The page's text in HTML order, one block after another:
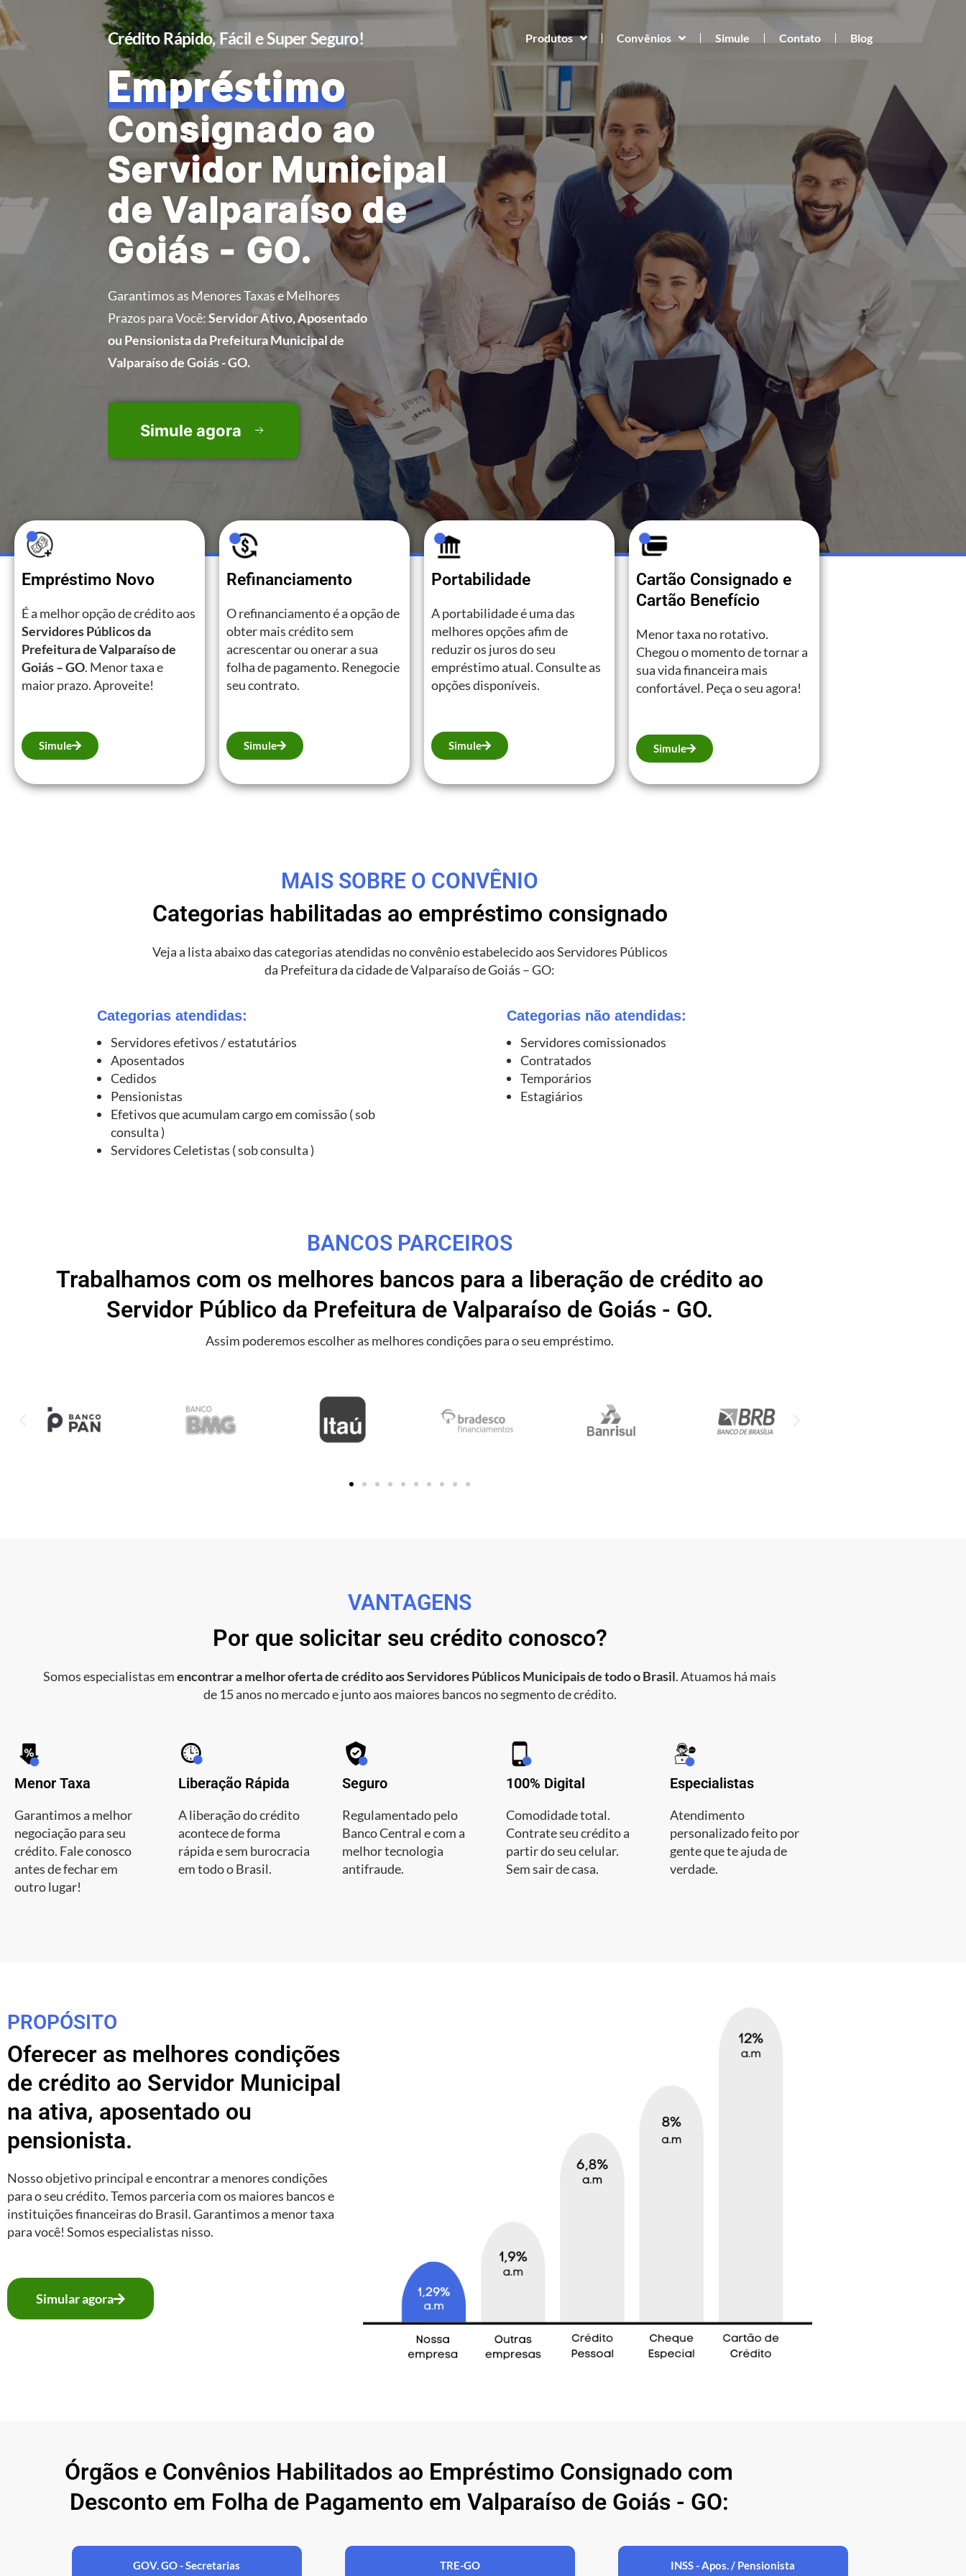
Produtos Convênios Simule Contato Blog
Crédito Rápido, Fácil e Super Seguro!
Empréstimo
Consignado ao
Servidor Municipal
de Valparaíso de
Goiás - GO.
Garantimos as Menores Taxas e Melhores
Prazos para Você:Servidor Ativo, Aposentado
ou Pensionista da Prefeitura Municipal de
Valparaíso de Goiás - GO.
Simule agora
Empréstimo Novo
É a melhor opção de crédito aos
Servidores Públicos da
Prefeitura de Valparaíso de
Goiás – GO. Menor taxa e
maior prazo. Aproveite!
Simule
Refinanciamento
O refinanciamento é a opção de
obter mais crédito sem
acrescentar ou onerar a sua
folha de pagamento. Renegocie
seu contrato.
Simule
Portabilidade
A portabilidade é uma das
melhores opções afim de
reduzir os juros do seu
empréstimo atual. Consulte as
opções disponíveis.
Simule
Cartão Consignado e
Cartão Benefício
Menor taxa no rotativo.
Chegou o momento de tornar a
sua vida financeira mais
confortável. Peça o seu agora!
Simule
MAIS SOBRE O CONVÊNIO
Categorias habilitadas ao empréstimo consignado
Veja a lista abaixo das categorias atendidas no convênio estabelecido aos Servidores Públicos
da Prefeitura da cidade de Valparaíso de Goiás – GO:
Categorias atendidas:
Servidores efetivos / estatutários
Aposentados
Cedidos
Pensionistas
Efetivos que acumulam cargo em comissão ( sob
consulta )
Servidores Celetistas ( sob consulta )
Categorias não atendidas:
Servidores comissionados
Contratados
Temporários
Estagiários
BANCOS PARCEIROS
Trabalhamos com os melhores bancos para a liberação de crédito ao
Servidor Público da Prefeitura de Valparaíso de Goiás - GO.
Assim poderemos escolher as melhores condições para o seu empréstimo.
VANTAGENS
Por que solicitar seu crédito conosco?
Somos especialistas emencontrar a melhor oferta de crédito aos Servidores Públicos Municipais de todo o Brasil. Atuamos há mais
de 15 anos no mercado e junto aos maiores bancos no segmento de crédito.
Menor Taxa
Garantimos a melhor
negociação para seu
crédito. Fale conosco
antes de fechar em
outro lugar!
Liberação Rápida
A liberação do crédito
acontece de forma
rápida e sem burocracia
em todo o Brasil.
Seguro
Regulamentado pelo
Banco Central e com a
melhor tecnologia
antifraude.
100% Digital
Comodidade total.
Contrate seu crédito a
partir do seu celular.
Sem sair de casa.
Especialistas
Atendimento
personalizado feito por
gente que te ajuda de
verdade.
PROPÓSITO
Oferecer as melhores condições
de crédito ao Servidor Municipal
na ativa, aposentado ou
pensionista.
Nosso objetivo principal e encontrar a menores condições
para o seu crédito. Temos parceria com os maiores bancos e
instituições financeiras do Brasil. Garantimos a menor taxa
para você! Somos especialistas nisso.
Simular agora
Órgãos e Convênios Habilitados ao Empréstimo Consignado com
Desconto em Folha de Pagamento em Valparaíso de Goiás - GO:
GOV. GO - Secretarias TRE-GO INSS - Apos. / Pensionista